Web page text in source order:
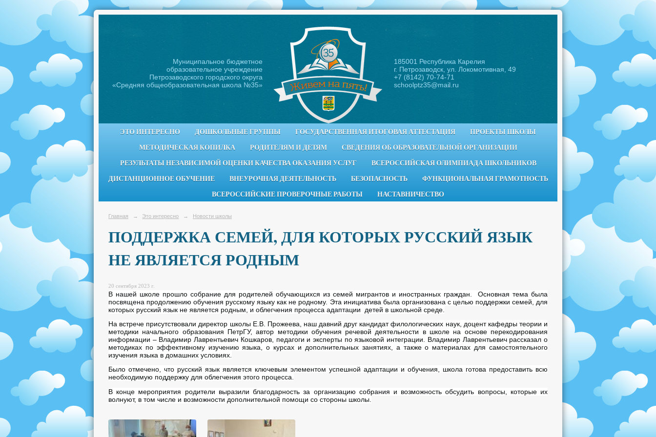
Муниципальное бюджетное
образовательное учреждение
Петрозаводского городского округа
«Средняя общеобразовательная школа №35»
185001 Республика Карелия
г. Петрозаводск, ул. Локомотивная, 49
+7 (8142) 70-74-71
schoolptz35@mail.ru
ЭТО ИНТЕРЕСНО ДОШКОЛЬНЫЕ ГРУППЫ ГОСУДАРСТВЕННАЯ ИТОГОВАЯ АТТЕСТАЦИЯ
ПРОЕКТЫ ШКОЛЫ
МЕТОДИЧЕСКАЯ КОПИЛКА
РОДИТЕЛЯМ И ДЕТЯМ
СВЕДЕНИЯ ОБ ОБРАЗОВАТЕЛЬНОЙ ОРГАНИЗАЦИИ
РЕЗУЛЬТАТЫ НЕЗАВИСИМОЙ ОЦЕНКИ КАЧЕСТВА ОКАЗАНИЯ УСЛУГ
ВСЕРОССИЙСКАЯ ОЛИМПИАДА ШКОЛЬНИКОВ
ДИСТАНЦИОННОЕ ОБУЧЕНИЕ
ВНЕУРОЧНАЯ ДЕЯТЕЛЬНОСТЬ БЕЗОПАСНОСТЬ
ФУНКЦИОНАЛЬНАЯ ГРАМОТНОСТЬ
ВСЕРОССИЙСКИЕ ПРОВЕРОЧНЫЕ РАБОТЫ
НАСТАВНИЧЕСТВО
Главная → Это интересно → Новости школы
ПОДДЕРЖКА СЕМЕЙ, ДЛЯ КОТОРЫХ РУССКИЙ ЯЗЫК
НЕ ЯВЛЯЕТСЯ РОДНЫМ
20 сентября 2023 г.
В нашей школе прошло собрание для родителей обучающихся из семей мигрантов и иностранных граждан. Основная тема была
посвящена продолжению обучения русскому языку как не родному. Эта инициатива была организована с целью поддержки семей, для
которых русский язык не является родным, и облегчения процесса адаптации детей в школьной среде.
На встрече присутствовали директор школы Е.В. Прожеева, наш давний друг кандидат филологических наук, доцент кафедры теории и
методики начального образования ПетрГУ, автор методики обучения речевой деятельности в школе на основе перекодирования
информации – Владимир Лаврентьевич Кошкаров, педагоги и эксперты по языковой интеграции. Владимир Лаврентьевич рассказал о
методиках по эффективному изучению языка, о курсах и дополнительных занятиях, а также о материалах для самостоятельного
изучения языка в домашних условиях.
Было отмечено, что русский язык является ключевым элементом успешной адаптации и обучения, школа готова предоставить всю
необходимую поддержку для облегчения этого процесса.
В конце мероприятия родители выразили благодарность за организацию собрания и возможность обсудить вопросы, которые их
волнуют, в том числе и возможности дополнительной помощи со стороны школы.